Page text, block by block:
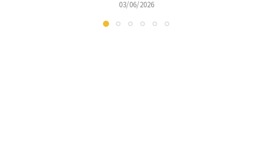
03/06/2026